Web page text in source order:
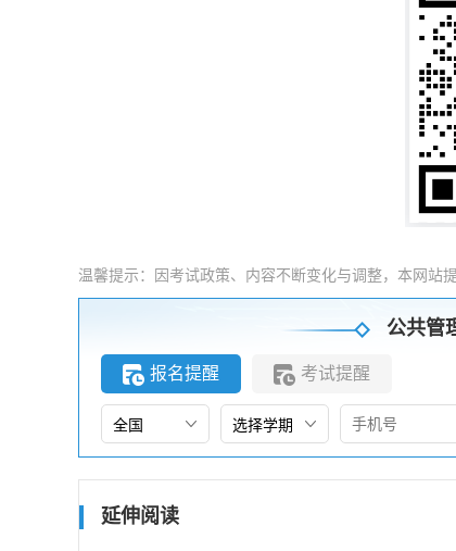
温馨提示：因考试政策、内容不断变化与调整，本网站
公共管
报名提醒 考试提醒
延伸阅读